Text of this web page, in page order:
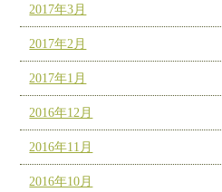
2017年3月
2017年2月
2017年1月
2016年12月
2016年11月
2016年10月